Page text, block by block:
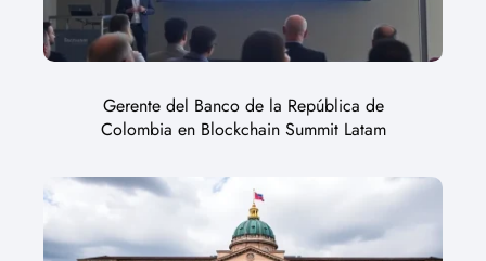
Gerente del Banco de la República de
Colombia en Blockchain Summit Latam